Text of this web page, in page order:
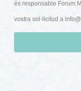
és responsable Forum
vostra sol·licitud a